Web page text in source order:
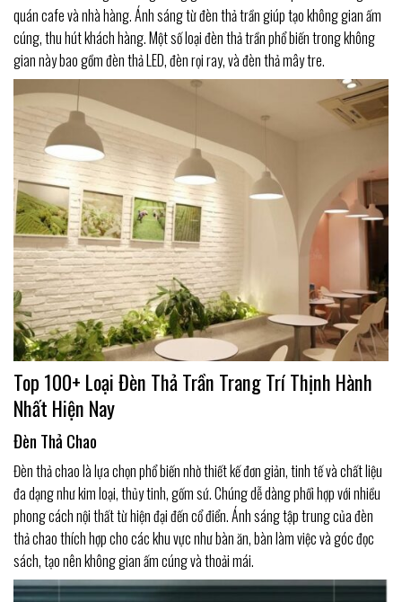
quán cafe và nhà hàng. Ánh sáng từ đèn thả trần giúp tạo không gian ấm
cúng, thu hút khách hàng. Một số loại đèn thả trần phổ biến trong không
gian này bao gồm đèn thả LED, đèn rọi ray, và đèn thả mây tre.
Top 100+ Loại Đèn Thả Trần Trang Trí Thịnh Hành
Nhất Hiện Nay
Đèn Thả Chao
Đèn thả chao là lựa chọn phổ biến nhờ thiết kế đơn giản, tinh tế và chất liệu
đa dạng như kim loại, thủy tinh, gốm sứ. Chúng dễ dàng phối hợp với nhiều
phong cách nội thất từ hiện đại đến cổ điển. Ánh sáng tập trung của đèn
thả chao thích hợp cho các khu vực như bàn ăn, bàn làm việc và góc đọc
sách, tạo nên không gian ấm cúng và thoải mái.